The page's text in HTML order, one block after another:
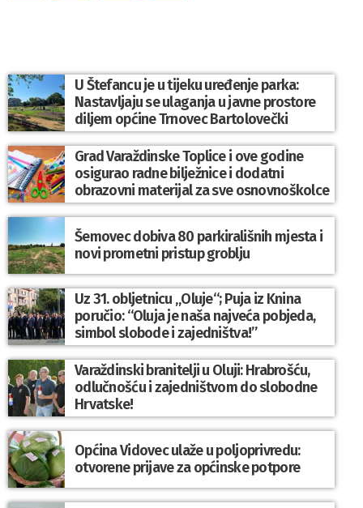
U Štefancu je u tijeku uređenje parka:
Nastavljaju se ulaganja u javne prostore
diljem općine Trnovec Bartolovečki
Grad Varaždinske Toplice i ove godine
osigurao radne bilježnice i dodatni
obrazovni materijal za sve osnovnoškolce
Šemovec dobiva 80 parkirališnih mjesta i
novi prometni pristup groblju
Uz 31. obljetnicu „Oluje“; Puja iz Knina
poručio: “Oluja je naša najveća pobjeda,
simbol slobode i zajedništva!”
Varaždinski branitelji u Oluji: Hrabrošću,
odlučnošću i zajedništvom do slobodne
Hrvatske!
Općina Vidovec ulaže u poljoprivredu:
otvorene prijave za općinske potpore